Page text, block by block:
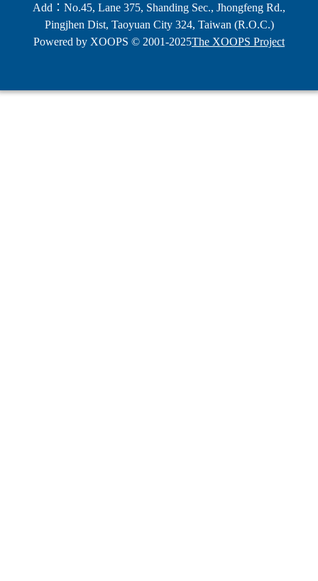
Add：No.45, Lane 375, Shanding Sec., Jhongfeng Rd.,
Pingjhen Dist, Taoyuan City 324, Taiwan (R.O.C.)
Powered by XOOPS © 2001-2025The XOOPS Project